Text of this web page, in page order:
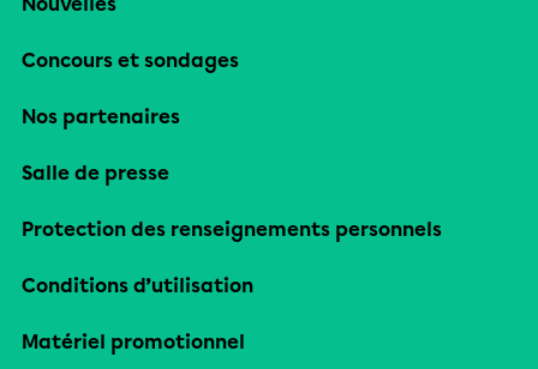
Concours et sondages
Nos partenaires
Salle de presse
Protection des renseignements personnels
Conditions d’utilisation
Matériel promotionnel